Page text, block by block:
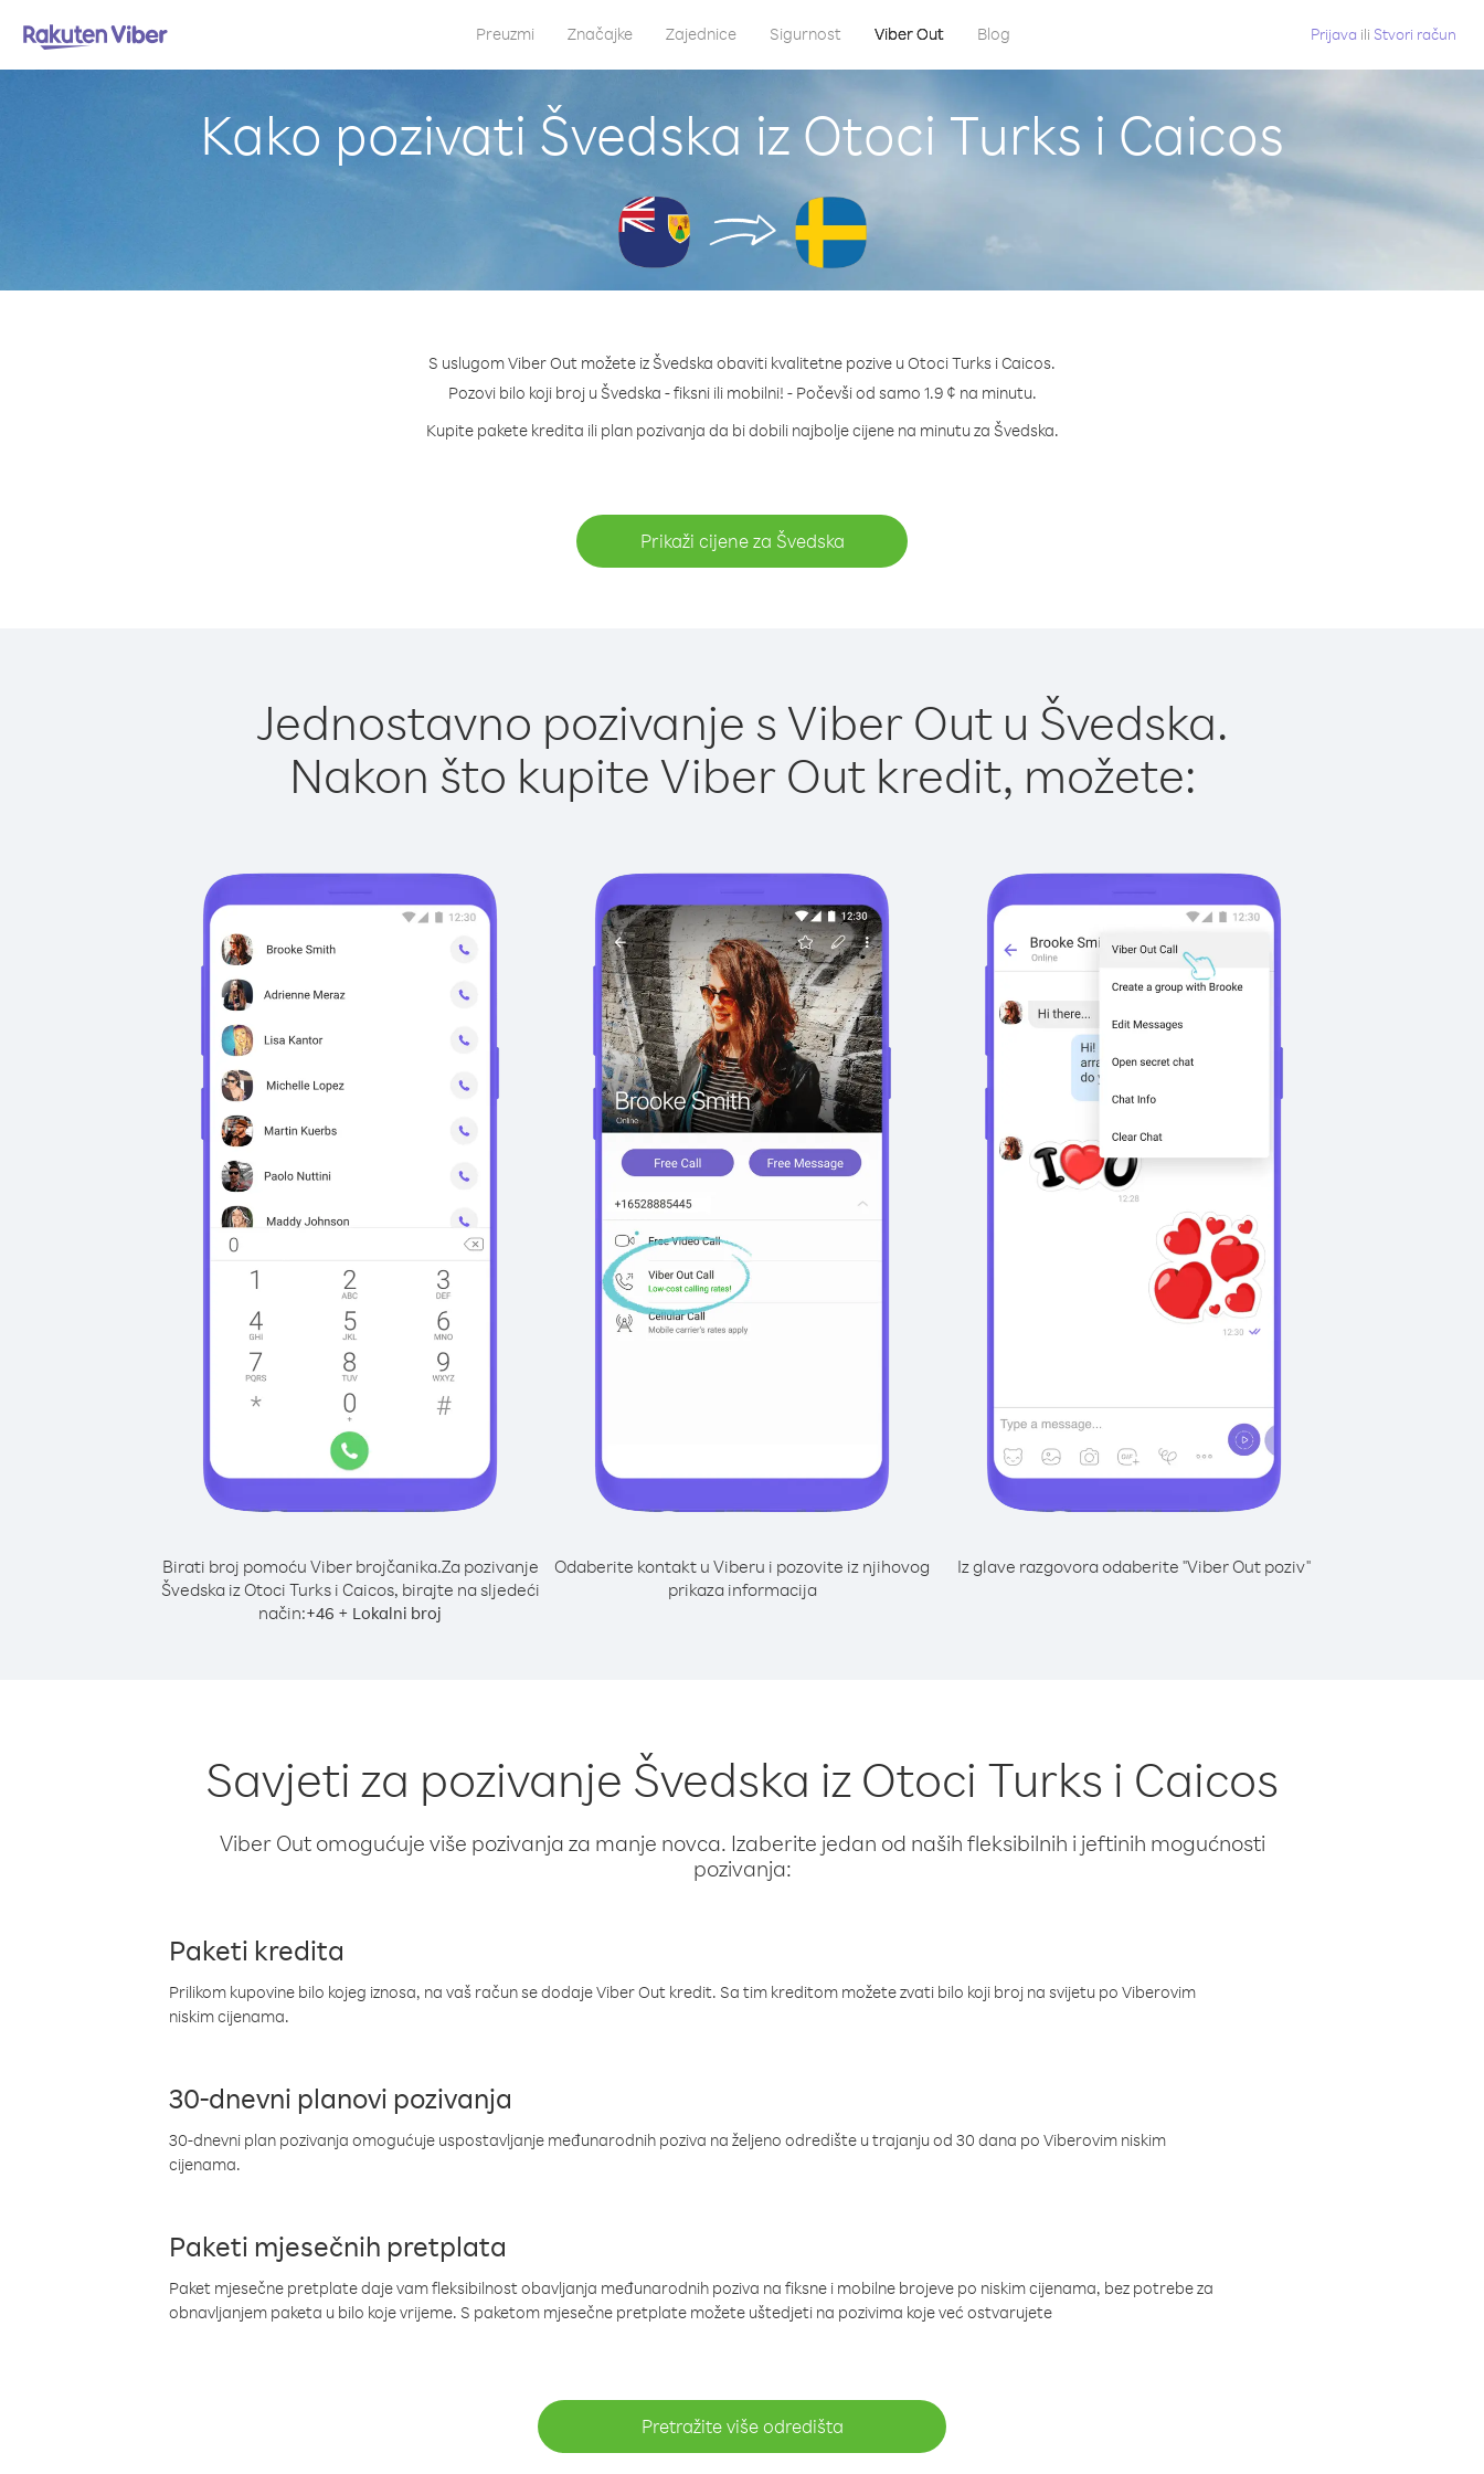
Preuzmi Značajke Zajednice Sigurnost Viber Out Blog Prijava ili Stvori račun
Kako pozivati Švedska iz Otoci Turks i Caicos
S uslugom Viber Out možete iz Švedska obaviti kvalitetne pozive u Otoci Turks i Caicos.
Pozovi bilo koji broj u Švedska - fiksni ili mobilni! - Počevši od samo 1.9 ¢ na minutu.
Kupite pakete kredita ili plan pozivanja da bi dobili najbolje cijene na minutu za Švedska.
Prikaži cijene za Švedska
Jednostavno pozivanje s Viber Out u Švedska.
Nakon što kupite Viber Out kredit, možete:
Birati broj pomoću Viber brojčanika.Za pozivanje
Švedska iz Otoci Turks i Caicos, birajte na sljedeći
način:+46 + Lokalni broj
Odaberite kontakt u Viberu i pozovite iz njihovog
prikaza informacija
Iz glave razgovora odaberite "Viber Out poziv"
Savjeti za pozivanje Švedska iz Otoci Turks i Caicos
Viber Out omogućuje više pozivanja za manje novca. Izaberite jedan od naših fleksibilnih i jeftinih mogućnosti
pozivanja:
Paketi kredita
Prilikom kupovine bilo kojeg iznosa, na vaš račun se dodaje Viber Out kredit. Sa tim kreditom možete zvati bilo koji broj na svijetu po Viberovim
niskim cijenama.
30-dnevni planovi pozivanja
30-dnevni plan pozivanja omogućuje uspostavljanje međunarodnih poziva na željeno odredište u trajanju od 30 dana po Viberovim niskim
cijenama.
Paketi mjesečnih pretplata
Paket mjesečne pretplate daje vam fleksibilnost obavljanja međunarodnih poziva na fiksne i mobilne brojeve po niskim cijenama, bez potrebe za
obnavljanjem paketa u bilo koje vrijeme. S paketom mjesečne pretplate možete uštedjeti na pozivima koje već ostvarujete
Pretražite više odredišta